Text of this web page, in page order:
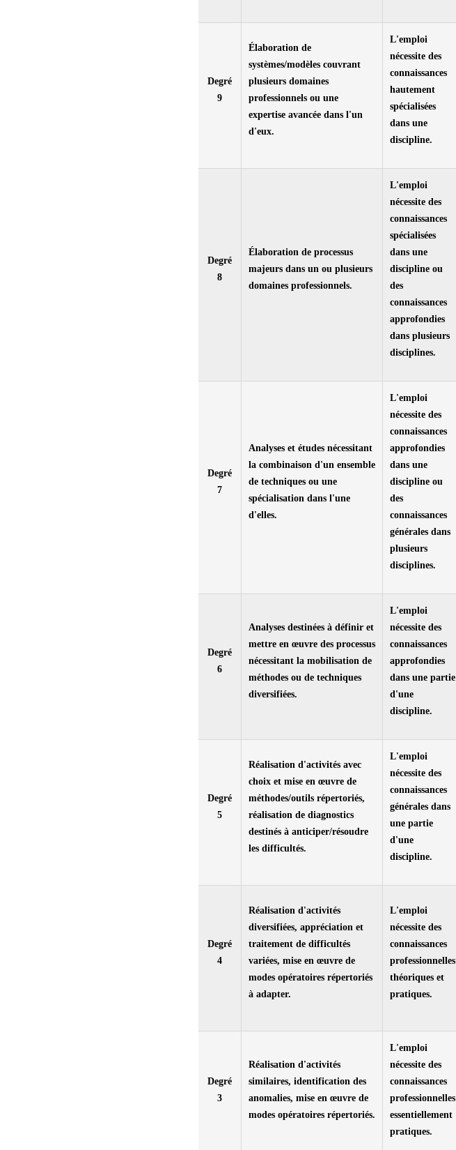
Degré
9
Élaboration de
systèmes/modèles couvrant
plusieurs domaines
professionnels ou une
expertise avancée dans l'un
d'eux.
L'emploi
nécessite des
connaissances
hautement
spécialisées
dans une
discipline.
Degré
8
Élaboration de processus
majeurs dans un ou plusieurs
domaines professionnels.
L'emploi
nécessite des
connaissances
spécialisées
dans une
discipline ou
des
connaissances
approfondies
dans plusieurs
disciplines.
Degré
7
Analyses et études nécessitant
la combinaison d'un ensemble
de techniques ou une
spécialisation dans l'une
d'elles.
L'emploi
nécessite des
connaissances
approfondies
dans une
discipline ou
des
connaissances
générales dans
plusieurs
disciplines.
Degré
6
Analyses destinées à définir et
mettre en œuvre des processus
nécessitant la mobilisation de
méthodes ou de techniques
diversifiées.
L'emploi
nécessite des
connaissances
approfondies
dans une partie
d'une
discipline.
Degré
5
Réalisation d'activités avec
choix et mise en œuvre de
méthodes/outils répertoriés,
réalisation de diagnostics
destinés à anticiper/résoudre
les difficultés.
L'emploi
nécessite des
connaissances
générales dans
une partie
d'une
discipline.
Degré
4
Réalisation d'activités
diversifiées, appréciation et
traitement de difficultés
variées, mise en œuvre de
modes opératoires répertoriés
à adapter.
L'emploi
nécessite des
connaissances
professionnelles
théoriques et
pratiques.
Degré
3
Réalisation d'activités
similaires, identification des
anomalies, mise en œuvre de
modes opératoires répertoriés.
L'emploi
nécessite des
connaissances
professionnelles
essentiellement
pratiques.